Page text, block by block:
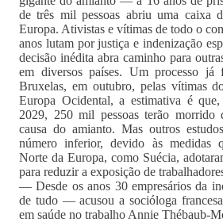
de três mil pessoas abriu uma caixa
Europa. Ativistas e vítimas de todo o
anos lutam por justiça e indenização
decisão inédita abra caminho para
em diversos países. Um processo já
Bruxelas, em outubro, pelas vítimas
Europa Ocidental, a estimativa é
2029, 250 mil pessoas terão morrido
causa do amianto. Mas outros
número inferior, devido às medidas
Norte da Europa, como Suécia,
para reduzir a exposição de
— Desde os anos 30 empresários da
de tudo — acusou a socióloga francesa
em saúde no trabalho Annie Thébaub-